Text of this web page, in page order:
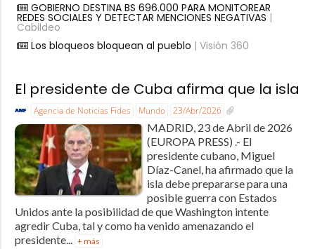
GOBIERNO DESTINA BS 696.000 PARA MONITOREAR
REDES SOCIALES Y DETECTAR MENCIONES NEGATIVAS |
Cabildeo
Los bloqueos bloquean al pueblo | Visión 360
El presidente de Cuba afirma que la isla
Agencia de Noticias Fides Mundo 23/Abr/2026
MADRID, 23 de Abril de 2026
(EUROPA PRESS) .- El
presidente cubano, Miguel
Díaz-Canel, ha afirmado que la
isla debe prepararse para una
posible guerra con Estados
Unidos ante la posibilidad de que Washington intente
agredir Cuba, tal y como ha venido amenazando el
presidente... + más